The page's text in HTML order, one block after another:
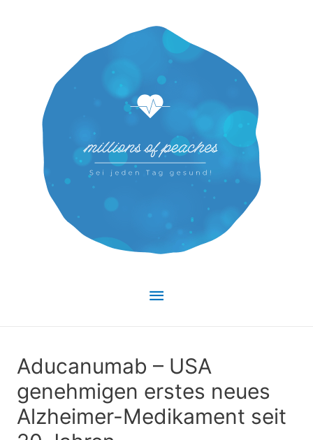
Hauptmenü
Aducanumab – USA
genehmigen erstes neues
Alzheimer-Medikament seit